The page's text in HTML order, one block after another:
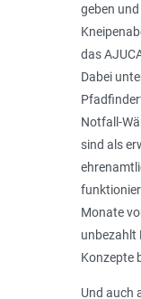
geben
das
Dabei
Notfall-
sind als
Monate
unbezahlt
Konzepte
Und auch